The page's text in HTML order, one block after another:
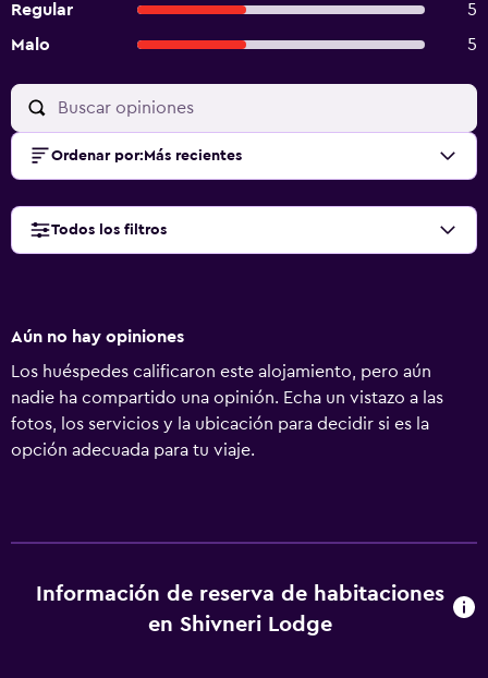
Regular
5
Malo
5
Ordenar por: Más recientes
Todos los filtros
Aún no hay opiniones
Los huéspedes calificaron este alojamiento, pero aún
nadie ha compartido una opinión. Echa un vistazo a las
fotos, los servicios y la ubicación para decidir si es la
opción adecuada para tu viaje.
Información de reserva de habitaciones
en Shivneri Lodge